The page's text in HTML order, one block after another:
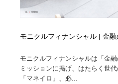
モニクルフィナンシャル | 金
モニクルフィナンシャルは「金
ミッションに掲げ、はたらく世
「マネイロ」、必...